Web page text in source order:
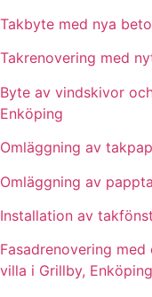
Takbyte med nya
Takrenovering med
Byte av vindskivor
Enköping
Omläggning av
Omläggning av
Installation av
Fasadrenovering
villa i Grillby, Enköping